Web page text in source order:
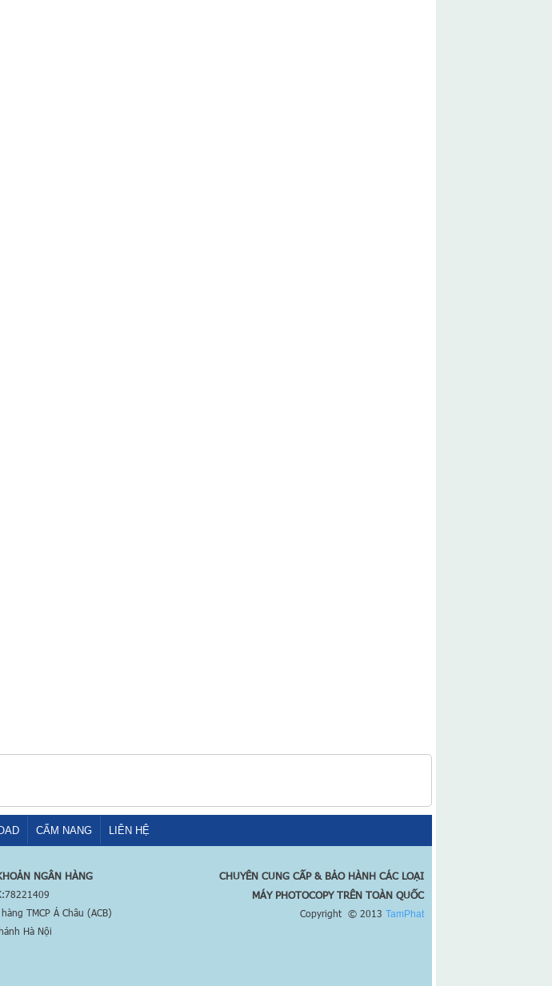
CẨM NANG LIÊN HỆ
NGÂN HÀNG
TMCP Á Châu (ACB)
Hà Nội
CHUYÊN CUNG CẤP & BẢO HÀNH CÁC LOẠI
MÁY PHOTOCOPY TRÊN TOÀN QUỐC
Copyright © 2013 TamPhat